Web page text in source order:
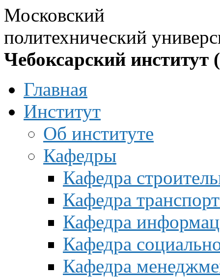
Московский
политехнический
Чебоксарский институт
Главная
Институт
Об институте
Кафедры
Кафедра
Кафедра
Кафедра
Кафедра
Кафедра